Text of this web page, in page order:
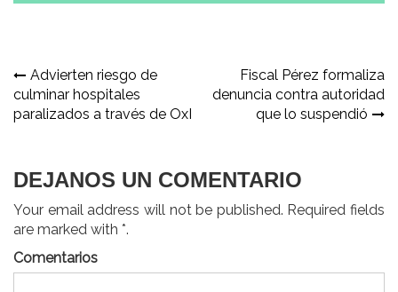
Navegación
de
Advierten riesgo de
culminar hospitales
paralizados a través de OxI
Fiscal Pérez formaliza
denuncia contra autoridad
que lo suspendió
DEJANOS UN COMENTARIO
Your email address will not be published. Required fields
are marked with *.
Comentarios